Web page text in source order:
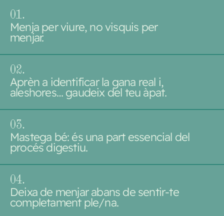
01.
Menja per viure, no visquis per
menjar.
02.
Aprèn a identificar la gana real i,
aleshores… gaudeix del teu àpat.
03.
Mastega bé: és una part essencial del
procés digestiu.
04.
Deixa de menjar abans de sentir-te
completament ple/na.